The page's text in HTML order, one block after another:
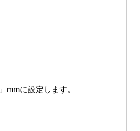
mmに設定します。